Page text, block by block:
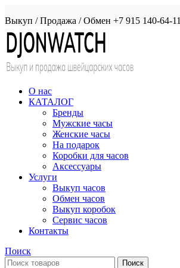
Выкуп / Продажа / Обмен +7 915 140-64-11
О нас
КАТАЛОГ
Бренды
Мужские часы
Женские часы
На подарок
Коробки для часов
Аксессуары
Услуги
Выкуп часов
Обмен часов
Выкуп коробок
Сервис часов
Контакты
Поиск
Поиск